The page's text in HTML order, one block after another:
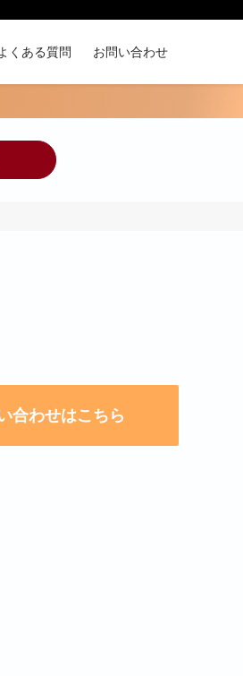
くある質問 お問い合わせ
合わせはこちら